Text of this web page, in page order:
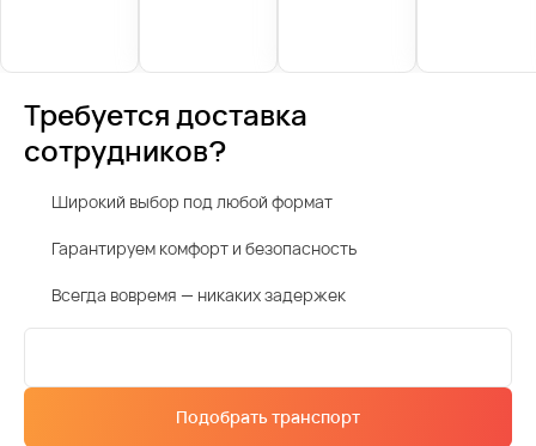
Требуется доставка
сотрудников?
Широкий выбор под любой формат
Гарантируем комфорт и безопасность
Всегда вовремя — никаких задержек
Подобрать транспорт